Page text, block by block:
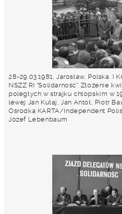
28-29.03.1981, Jarosław, Polska. I
NSZZ RI "Solidarność". Złożenie
poległych w strajku chłopskim w
lewej Jan Kułaj, Jan Antoł, Piotr
Ośrodka KARTA/Independent
Józef Lebenbaum